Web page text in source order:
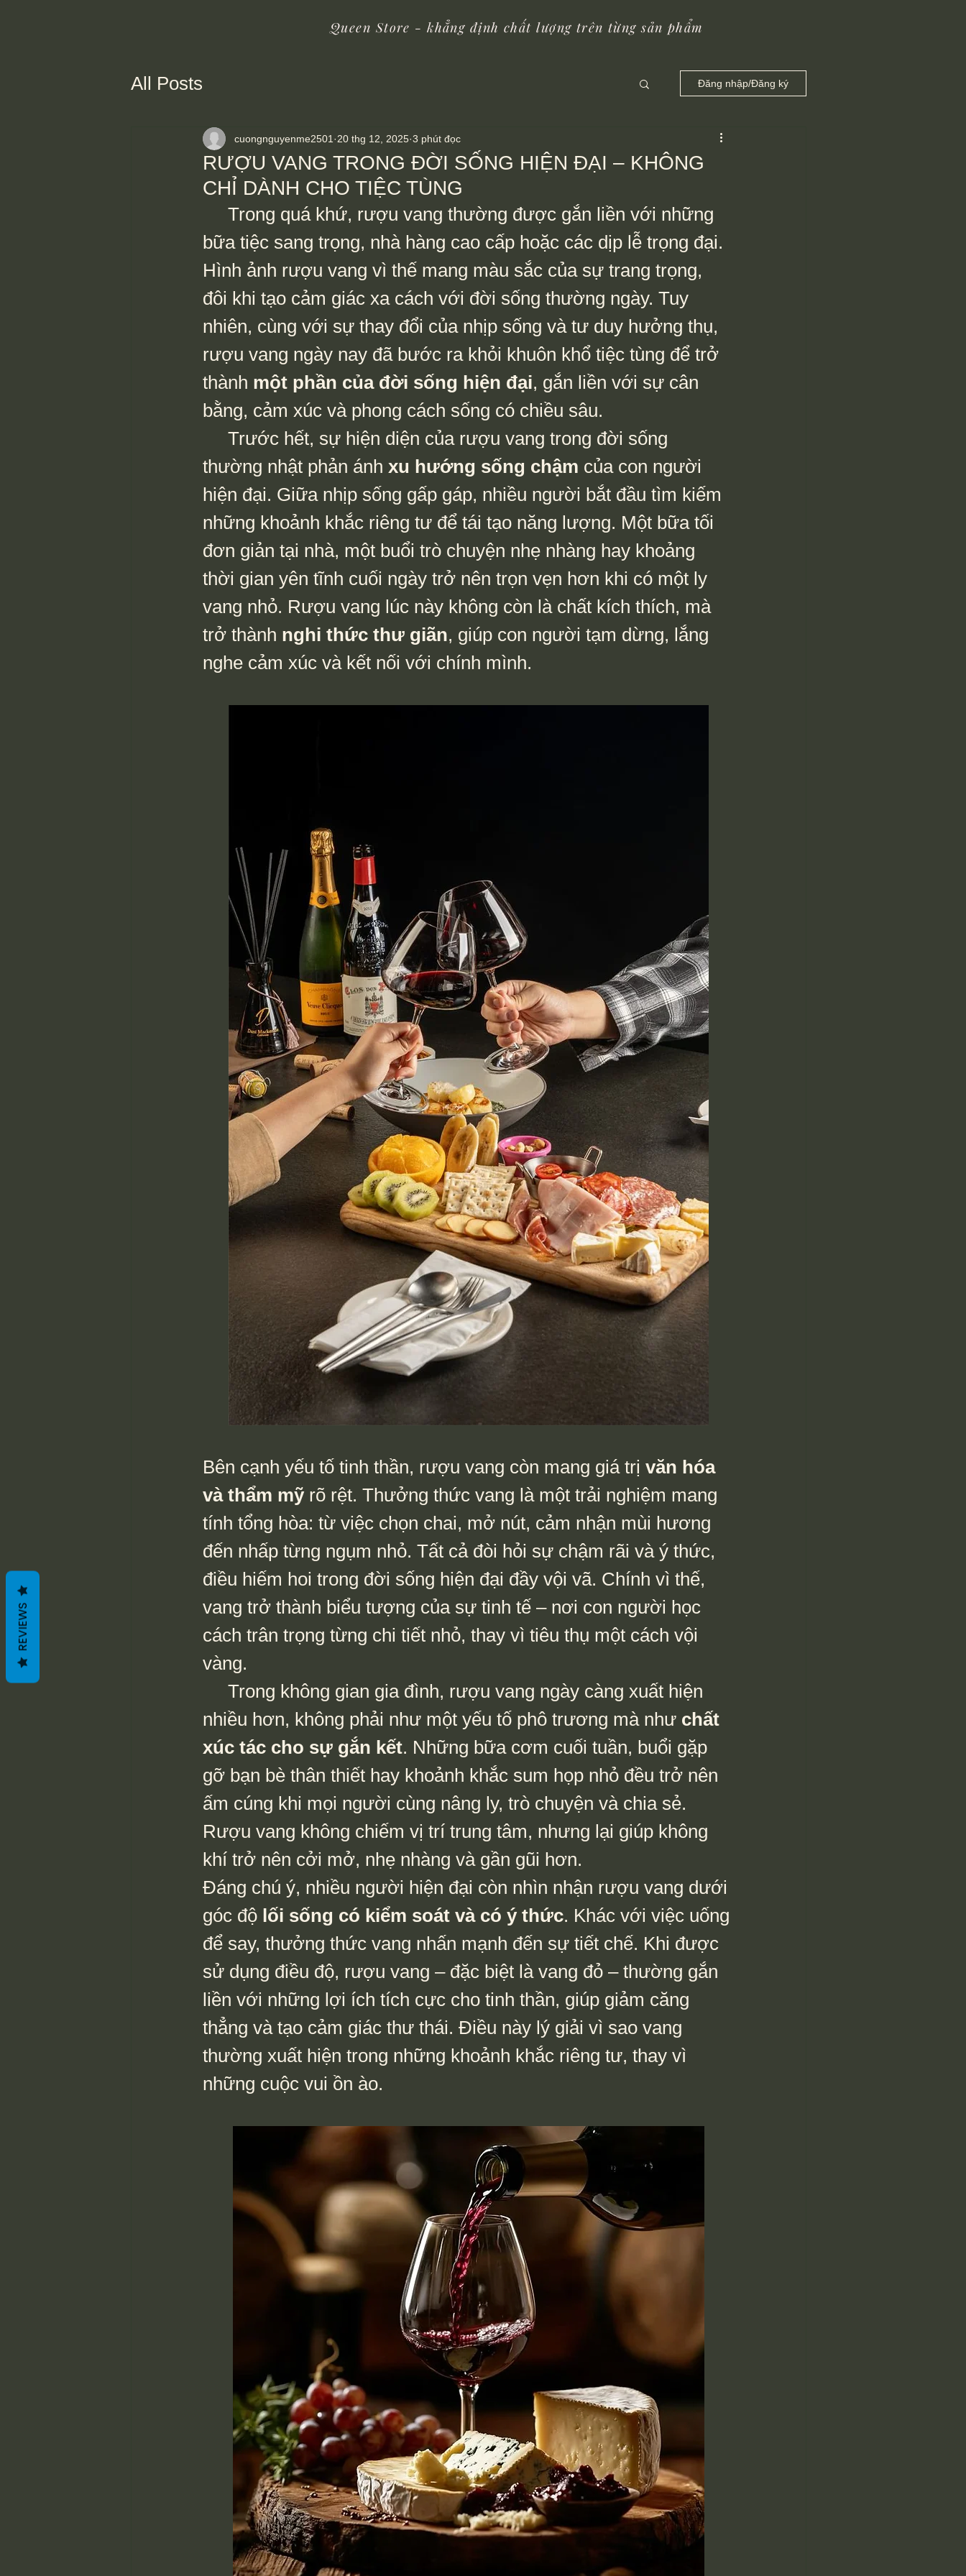
Queen Store - khẳng định chất lượng trên từng sản phẩm
All Posts Đăng nhập/Đăng ký
RƯỢU VANG TRONG ĐỜI SỐNG HIỆN ĐẠI – KHÔNG
CHỈ DÀNH CHO TIỆC TÙNG
cuongnguyenme2501 20 thg 12, 2025 3 phút đọc
bữa tiệc sang trọng, nhà hàng cao cấp hoặc các dịp lễ trọng đại.
Hình ảnh rượu vang vì thế mang màu sắc của sự trang trọng,
đôi khi tạo cảm giác xa cách với đời sống thường ngày. Tuy
nhiên, cùng với sự thay đổi của nhịp sống và tư duy hưởng thụ,
rượu vang ngày nay đã bước ra khỏi khuôn khổ tiệc tùng để trở
thành một phần của đời sống hiện đại, gắn liền với sự cân
bằng, cảm xúc và phong cách sống có chiều sâu.
thường nhật phản ánh xu hướng sống chậm của con người
hiện đại. Giữa nhịp sống gấp gáp, nhiều người bắt đầu tìm kiếm
những khoảnh khắc riêng tư để tái tạo năng lượng. Một bữa tối
đơn giản tại nhà, một buổi trò chuyện nhẹ nhàng hay khoảng
thời gian yên tĩnh cuối ngày trở nên trọn vẹn hơn khi có một ly
vang nhỏ. Rượu vang lúc này không còn là chất kích thích, mà
trở thành nghi thức thư giãn, giúp con người tạm dừng, lắng
nghe cảm xúc và kết nối với chính mình.
Bên cạnh yếu tố tinh thần, rượu vang còn mang giá trị văn hóa
và thẩm mỹ rõ rệt. Thưởng thức vang là một trải nghiệm mang
tính tổng hòa: từ việc chọn chai, mở nút, cảm nhận mùi hương
đến nhấp từng ngụm nhỏ. Tất cả đòi hỏi sự chậm rãi và ý thức,
điều hiếm hoi trong đời sống hiện đại đầy vội vã. Chính vì thế,
vang trở thành biểu tượng của sự tinh tế – nơi con người học
cách trân trọng từng chi tiết nhỏ, thay vì tiêu thụ một cách vội
vàng.
nhiều hơn, không phải như một yếu tố phô trương mà như chất
xúc tác cho sự gắn kết. Những bữa cơm cuối tuần, buổi gặp
gỡ bạn bè thân thiết hay khoảnh khắc sum họp nhỏ đều trở nên
ấm cúng khi mọi người cùng nâng ly, trò chuyện và chia sẻ.
Rượu vang không chiếm vị trí trung tâm, nhưng lại giúp không
khí trở nên cởi mở, nhẹ nhàng và gần gũi hơn.
Đáng chú ý, nhiều người hiện đại còn nhìn nhận rượu vang dưới
góc độ lối sống có kiểm soát và có ý thức. Khác với việc uống
để say, thưởng thức vang nhấn mạnh đến sự tiết chế. Khi được
sử dụng điều độ, rượu vang – đặc biệt là vang đỏ – thường gắn
liền với những lợi ích tích cực cho tinh thần, giúp giảm căng
thẳng và tạo cảm giác thư thái. Điều này lý giải vì sao vang
thường xuất hiện trong những khoảnh khắc riêng tư, thay vì
những cuộc vui ồn ào.
REVIEWS